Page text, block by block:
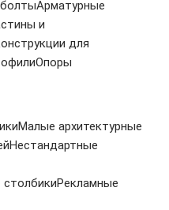
Арматурные
и
для
Опоры
Малые архитектурные
Нестандартные
Рекламные